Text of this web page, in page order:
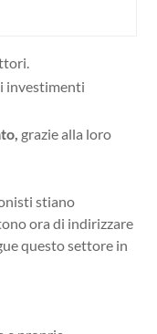
investimenti
grazie alla loro
stiano
ora di indirizzare
questo settore in